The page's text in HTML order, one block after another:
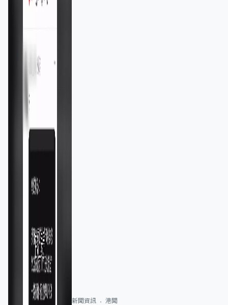
新聞資訊 港聞